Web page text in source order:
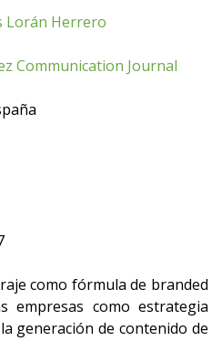
Lorán Herrero
Communication Journal
como fórmula de branded
empresas como estrategia
generación de contenido de